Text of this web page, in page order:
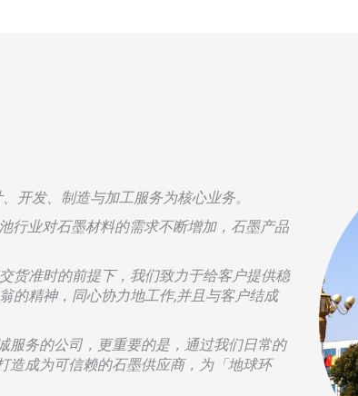
开发、制造与加工服务为核心业务。
行业对石墨材料的需求不断增加，石墨产品
货准时的前提下，我们致力于给客户提供稳
的精神，同心协力地工作,并且与客户结成
服务的公司，更重要的是，通过我们日常的
造成为可信赖的石墨供应商，为「地球环